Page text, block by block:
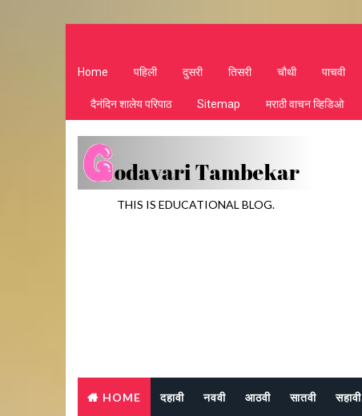
Home पहिली दुसरी तिसरी चौथी पाचवी
दैनंदिन शालेय परिपाठ Sitemap मराठी वाचन व्हिडिओ
THIS IS EDUCATIONAL BLOG.
HOME दहावी नववी आठवी सातवी सहावी